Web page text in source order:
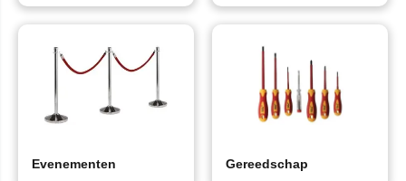
Evenementen Gereedschap